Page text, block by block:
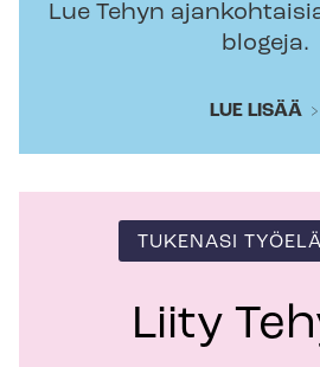
Lue Tehyn
blogeja.
LUE LISÄÄ
TUKENASI
Liity